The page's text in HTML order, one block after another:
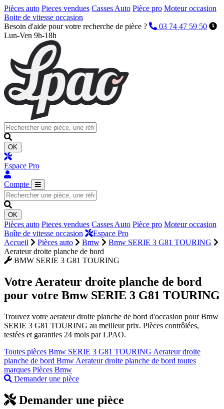
Pièces auto Pieces vendues Casses Auto Pièce pro Moteur occasion
Boite de vitesse occasion
Besoin d'aide pour votre recherche de pièce ?
03 74 47 59 50
Lun-Ven 9h-18h
OK
Espace Pro
Compte
OK
Pièces auto Pieces vendues Casses Auto Pièce pro Moteur occasion
Boîte de vitesse occasion
Espace Pro
Accueil
Pièces auto Bmw
Bmw SERIE 3 G81 TOURING
Aerateur droite planche de bord
BMW SERIE 3 G81 TOURING
Votre Aerateur droite planche de bord
pour votre Bmw SERIE 3 G81 TOURING
Trouvez votre aerateur droite planche de bord d'occasion pour Bmw
SERIE 3 G81 TOURING au meilleur prix. Pièces contrôlées,
testées et garanties 24 mois par LPAO.
Toutes pièces Bmw SERIE 3 G81 TOURING Aerateur droite
planche de bord Bmw Aerateur droite planche de bord toutes
marques Pièces Bmw
Demander une pièce
Demander une pièce